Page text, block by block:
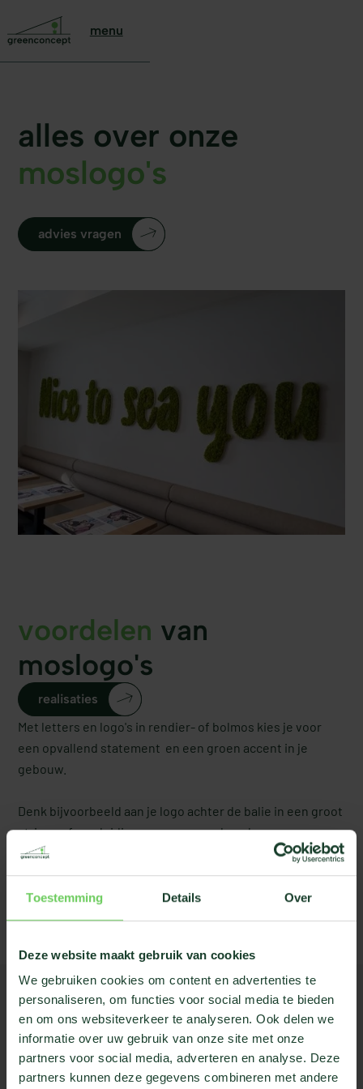
Toestemming Details Over
Deze website maakt gebruik van cookies
We gebruiken cookies om content en advertenties te
personaliseren, om functies voor social media te bieden
en om ons websiteverkeer te analyseren. Ook delen we
informatie over uw gebruik van onze site met onze
partners voor social media, adverteren en analyse. Deze
partners kunnen deze gegevens combineren met andere
menu
alles over onze
moslogo's
advies vragen
voordelen van
moslogo's
realisaties
Met letters en logo's in rendier- of bolmos kies je voor
een opvallend statement en een groen accent in je
gebouw.
Denk bijvoorbeeld aan je logo achter de balie in een groot
atrium, of aanduidingen voor vergaderzalen en
pictogrammen voor toiletten. Wat je ook kiest,
mosletters en moslogo's zorgen voor een unieke
uitstraling die een blijvende indruk maken.
01
weinig